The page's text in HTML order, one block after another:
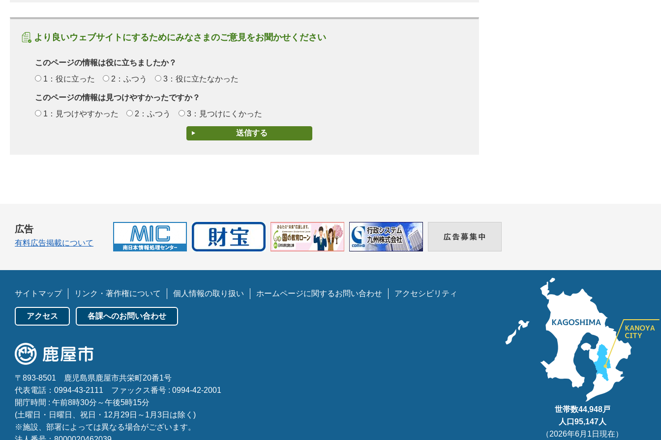
より良いウェブサイトにするためにみなさまのご意見をお聞かせください
このページの情報は役に立ちましたか？
1：役に立った
2：ふつう 3：役に立たなかった
このページの情報は見つけやすかったですか？
1：見つけやすかった
2：ふつう 3：見つけにくかった
広告
有料広告掲載について
サイトマップ リンク・著作権について 個人情報の取り扱い ホームページに関するお問い合わせ アクセシビリティ
アクセス 各課へのお問い合わせ
〒893-8501
鹿児島県鹿屋市共栄町20番1号
代表電話：0994-43-2111
ファックス番号 : 0994-42-2001
開庁時間 : 午前8時30分～午後5時15分
(土曜日・日曜日、祝日・12月29日～1月3日は除く)
※施設、部署によっては異なる場合がございます。
世帯数44,948戸
人口95,147人
（2026年6月1日現在）